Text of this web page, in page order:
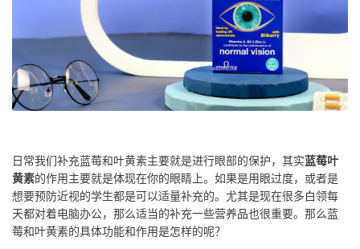
日常我们补充蓝莓和叶黄素主要就是进行眼部的保护，其实蓝莓叶
黄素的作用主要就是体现在你的眼睛上。如果是用眼过度，或者是
想要预防近视的学生都是可以适量补充的。尤其是现在很多白领每
天都对着电脑办公，那么适当的补充一些营养品也很重要。那么蓝
莓和叶黄素的具体功能和作用是怎样的呢？